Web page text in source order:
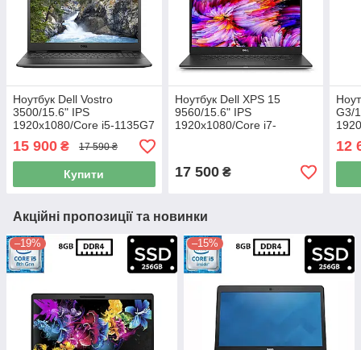
Ноутбук Dell Vostro
3500/15.6" IPS
1920x1080/Core i5-1135G7
2.40GHz/16GB DDR4/SSD
256GB/Intel Iris Xe
Graphics/Камера Б/В
15 900 ₴ 17 590 ₴
Купити
Ноутбук Dell XPS 15
9560/15.6" IPS
1920x1080/Core i7-
750GB/NVIDIA GeForce
GTX 1050 4GB/Камера Б/
17 500₴
G3/
12
Акційні пропозиції та новинки
–19% –15%